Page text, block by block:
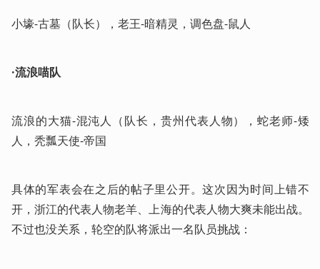
小壕-古墓（队长），老王-暗精灵，调色盘-鼠人
·流浪喵队
流浪的大猫-混沌人（队长，贵州代表人物），蛇老师-矮
人，秃瓢天使-帝国
具体的军表会在之后的帖子里公开。这次因为时间上错不
开，浙江的代表人物老羊、上海的代表人物大爽未能出战。
不过也没关系，轮空的队将派出一名队员挑战：